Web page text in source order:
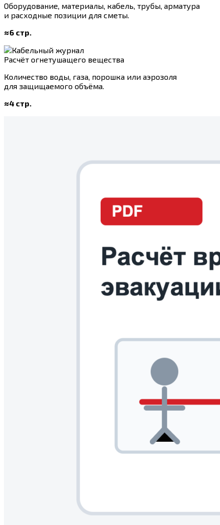
Оборудование, материалы, кабель, трубы, арматура
и расходные позиции для сметы.
≈6 стр.
Расчёт огнетушащего вещества
Количество воды, газа, порошка или аэрозоля
для защищаемого объёма.
≈4 стр.